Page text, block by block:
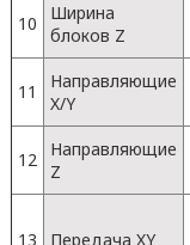
10
Ширина
блоков Z
11
Направляющие
X/Y
12
Направляющие
Z
13 Передача XY